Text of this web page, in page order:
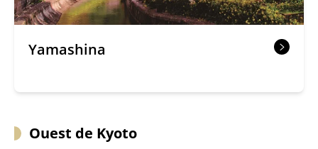
Yamashina
Ouest de Kyoto